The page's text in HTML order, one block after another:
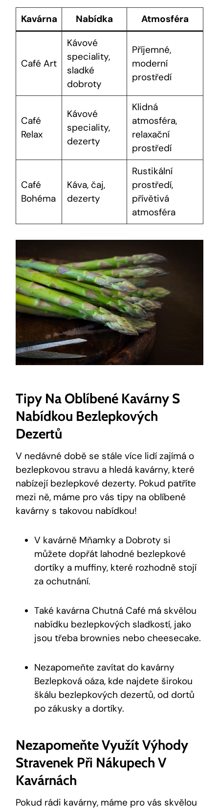
Kavárna Nabídka Atmosféra
Café Art
Kávové
speciality,
sladké
dobroty
Příjemné,
moderní
prostředí
Café
Relax
Kávové
speciality,
dezerty
Klidná
atmosféra,
relaxační
prostředí
Café
Bohéma
Káva, čaj,
dezerty
Rustikální
prostředí,
přívětivá
atmosféra
Tipy Na Oblíbené Kavárny S
Nabídkou Bezlepkových
Dezertů
V nedávné době se stále více lidí zajímá o
bezlepkovou stravu a hledá kavárny, které
nabízejí bezlepkové dezerty. Pokud patříte
mezi ně, máme pro vás tipy na oblíbené
kavárny s takovou nabídkou!
V kavárně Mňamky a Dobroty si
můžete dopřát lahodné bezlepkové
dortíky a muffiny, které rozhodně stojí
za ochutnání.
Také kavárna Chutná Café má skvělou
nabídku bezlepkových sladkostí, jako
jsou třeba brownies nebo cheesecake.
Nezapomeňte zavítat do kavárny
Bezlepková oáza, kde najdete širokou
škálu bezlepkových dezertů, od dortů
po zákusky a dortíky.
Nezapomeňte Využít Výhody
Stravenek Při Nákupech V
Kavárnách
Pokud rádi kavárny, máme pro vás skvělou